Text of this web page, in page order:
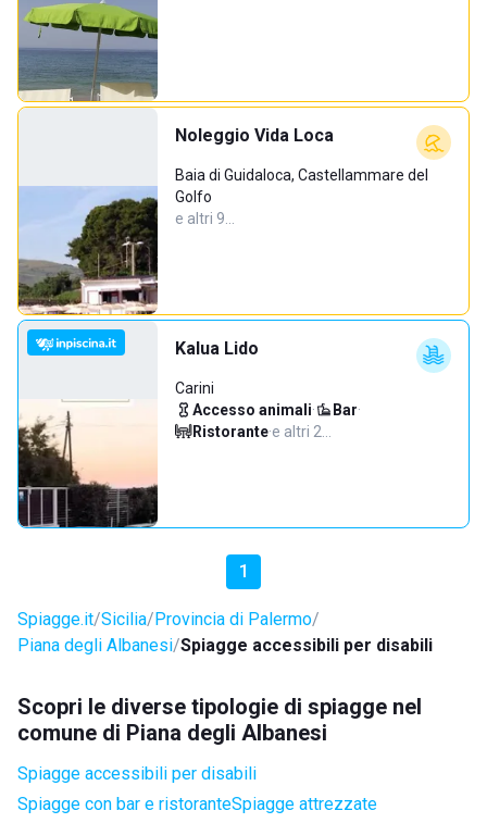
Noleggio Vida Loca
Baia di Guidaloca, Castellammare del
Golfo
e altri 9…
Kalua Lido
Carini
Accesso animali· Bar·
Ristorante·e altri 2…
1
Spiagge.it Sicilia Provincia di Palermo
Piana degli Albanesi Spiagge accessibili per disabili
Scopri le diverse tipologie di spiagge nel
comune di Piana degli Albanesi
Spiagge accessibili per disabili
Spiagge con bar e ristoranteSpiagge attrezzate